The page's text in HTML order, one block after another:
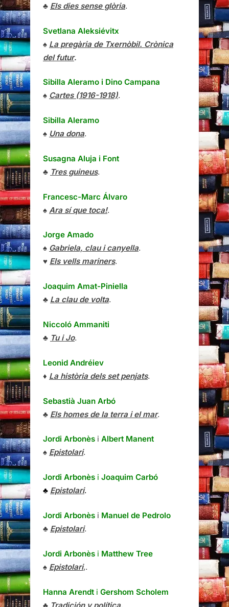
♣ Els dies sense glòria.
Svetlana Aleksiévitx
♠ La pregària de Txernòbil. Crònica
del futur.
Sibilla Aleramo i Dino Campana
♠ Cartes (1916-1918).
Sibilla Aleramo
♠ Una dona.
Susagna Aluja i Font
♣ Tres guineus.
Francesc-Marc Álvaro
♠ Ara sí que toca!.
Jorge Amado
♠ Gabriela, clau i canyella.
♥ Els vells mariners.
Joaquim Amat-Piniella
♣ La clau de volta.
Niccoló Ammaniti
♣ Tu i Jo.
Leonid Andréiev
♦ La història dels set penjats.
Sebastià Juan Arbó
♣ Els homes de la terra i el mar.
Jordi Arbonès i Albert Manent
♠ Epistolari.
Jordi Arbonès i Joaquim Carbó
♣ Epistolari.
Jordi Arbonès i Manuel de Pedrolo
♣ Epistolari.
Jordi Arbonès i Matthew Tree
♠ Epistolari,.
Hanna Arendt i Gershom Scholem
♣ Tradición y política.